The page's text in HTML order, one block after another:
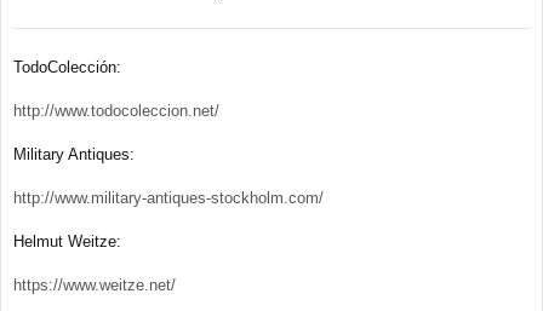
TodoColección:
http://www.todocoleccion.net/
Military Antiques:
http://www.military-antiques-stockholm.com/
Helmut Weitze:
https://www.weitze.net/